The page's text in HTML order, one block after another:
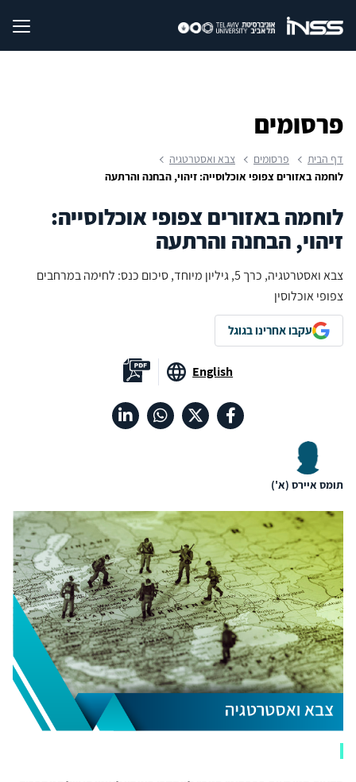
פרסומים
דף הבית פרסומים
צבא ואסטרטגיה
לוחמה באזורים צפופי אוכלוסייה: זיהוי, הבחנה והרתעה
לוחמה באזורים צפופי אוכלוסייה:
זיהוי, הבחנה והרתעה
צבא ואסטרטגיה, כרך 5, גיליון מיוחד, סיכום כנס: לחימה במרחבים
צפופי אוכלוסין
עקבו אחרינו בגוגל
English
תומס איירס (א')